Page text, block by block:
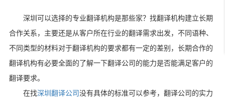
深圳可以选择的专业翻译机构是那些家？找翻译机构建立长期
合作关系，主要还是从客户所在行业的翻译需求出发，不同语种、
不同类型的材料对于翻译机构的要求都有一定的差别，长期合作的
翻译机构有必要全面的了解一下翻译公司的能力是否能满足客户的
翻译要求。
在找深圳翻译公司 没有具体的标准可以参考，翻译公司的实力